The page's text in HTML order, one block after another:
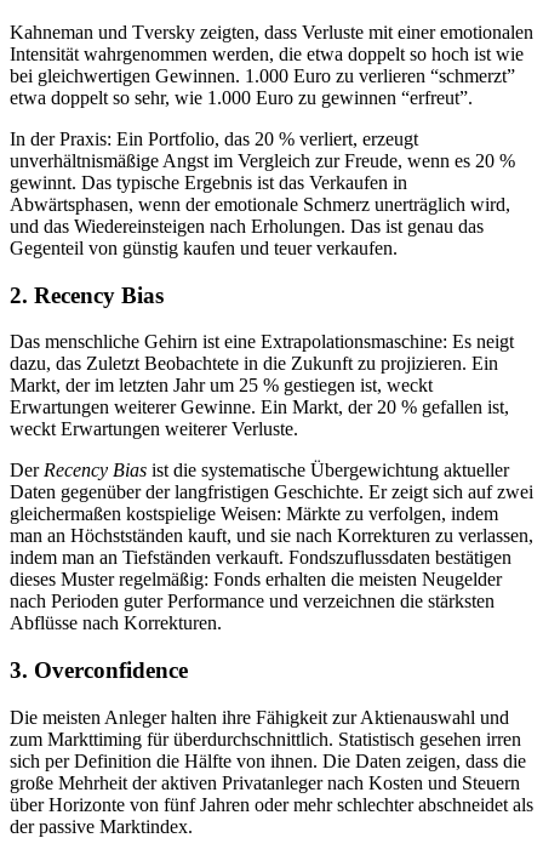
Kahneman und Tversky zeigten, dass Verluste mit einer emotionalen
Intensität wahrgenommen werden, die etwa doppelt so hoch ist wie
bei gleichwertigen Gewinnen. 1.000 Euro zu verlieren “schmerzt”
etwa doppelt so sehr, wie 1.000 Euro zu gewinnen “erfreut”.
In der Praxis: Ein Portfolio, das 20 % verliert, erzeugt
unverhältnismäßige Angst im Vergleich zur Freude, wenn es 20 %
gewinnt. Das typische Ergebnis ist das Verkaufen in
Abwärtsphasen, wenn der emotionale Schmerz unerträglich wird,
und das Wiedereinsteigen nach Erholungen. Das ist genau das
Gegenteil von günstig kaufen und teuer verkaufen.
2. Recency Bias
Das menschliche Gehirn ist eine Extrapolationsmaschine: Es neigt
dazu, das Zuletzt Beobachtete in die Zukunft zu projizieren. Ein
Markt, der im letzten Jahr um 25 % gestiegen ist, weckt
Erwartungen weiterer Gewinne. Ein Markt, der 20 % gefallen ist,
weckt Erwartungen weiterer Verluste.
Der Recency Bias ist die systematische Übergewichtung aktueller
Daten gegenüber der langfristigen Geschichte. Er zeigt sich auf zwei
gleichermaßen kostspielige Weisen: Märkte zu verfolgen, indem
man an Höchstständen kauft, und sie nach Korrekturen zu verlassen,
indem man an Tiefständen verkauft. Fondszuflussdaten bestätigen
dieses Muster regelmäßig: Fonds erhalten die meisten Neugelder
nach Perioden guter Performance und verzeichnen die stärksten
Abflüsse nach Korrekturen.
3. Overconfidence
Die meisten Anleger halten ihre Fähigkeit zur Aktienauswahl und
zum Markttiming für überdurchschnittlich. Statistisch gesehen irren
sich per Definition die Hälfte von ihnen. Die Daten zeigen, dass die
große Mehrheit der aktiven Privatanleger nach Kosten und Steuern
über Horizonte von fünf Jahren oder mehr schlechter abschneidet als
der passive Marktindex.